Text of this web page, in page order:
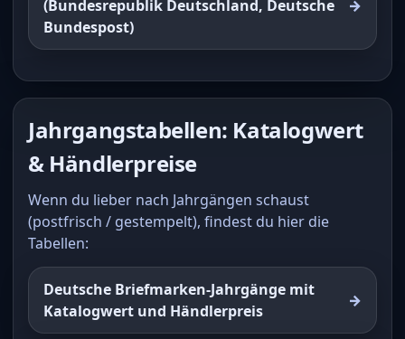
(Bundesrepublik Deutschland, Deutsche
Bundespost)
Jahrgangstabellen: Katalogwert
& Händlerpreise
Wenn du lieber nach Jahrgängen schaust
(postfrisch / gestempelt), findest du hier die
Tabellen:
Deutsche Briefmarken-Jahrgänge mit
Katalogwert und Händlerpreis